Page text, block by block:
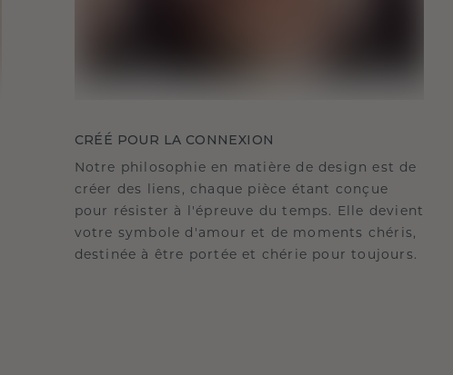
CRÉÉ POUR LA CONNEXION
Notre philosophie en matière de design est de
créer des liens, chaque pièce étant conçue
pour résister à l'épreuve du temps. Elle devient
votre symbole d'amour et de moments chéris,
destinée à être portée et chérie pour toujours.